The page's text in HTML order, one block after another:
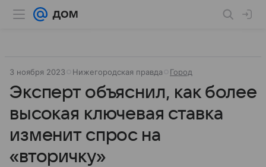
3 ноября 2023 Нижегородская правда Город
Эксперт объяснил, как более
высокая ключевая ставка
изменит спрос на
«вторичку»